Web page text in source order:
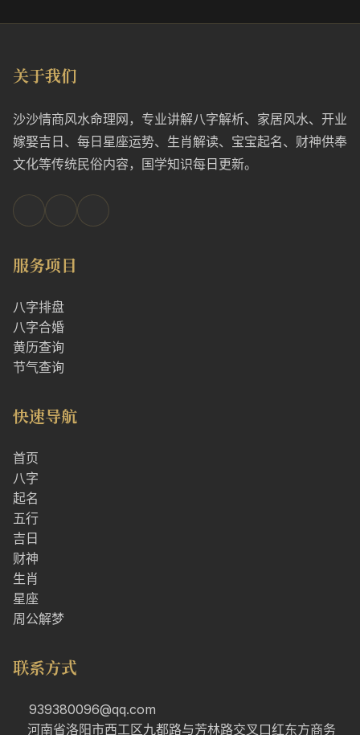
关于我们
沙沙情商风水命理网，专业讲解八字解析、家居风水、开业
嫁娶吉日、每日星座运势、生肖解读、宝宝起名、财神供奉
文化等传统民俗内容，国学知识每日更新。
服务项目
八字排盘
八字合婚
黄历查询
节气查询
快速导航
首页
八字
起名
五行
吉日
财神
生肖
星座
周公解梦
联系方式
939380096@qq.com
河南省洛阳市西工区九都路与芳林路交叉口红东方商务